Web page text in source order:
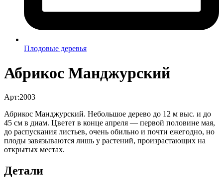
Плодовые деревья
Абрикос Манджурский
Арт:2003
Абрикос Манджурский. Небольшое дерево до 12 м выс. и до
45 см в диам. Цветет в конце апреля — первой половине мая,
до распускания листьев, очень обильно и почти ежегодно, но
плоды завязываются лишь у растений, произрастающих на
открытых местах.
Детали